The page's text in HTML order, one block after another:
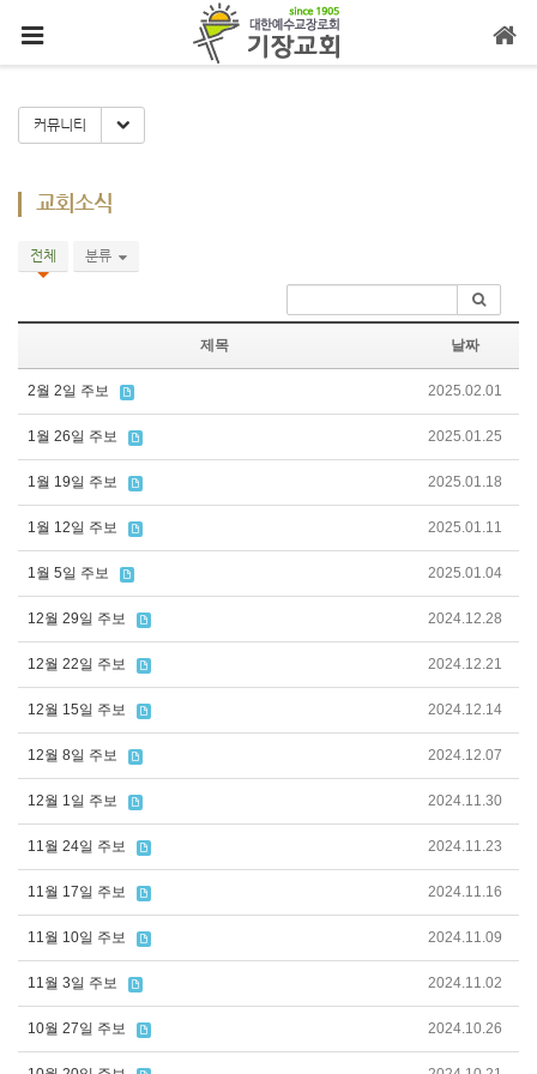
커뮤니티 Toggle Dropdown
교회소식
전체 분류
제목 날짜
2월 2일 주보 2025.02.01
1월 26일 주보 2025.01.25
1월 19일 주보 2025.01.18
1월 12일 주보 2025.01.11
1월 5일 주보 2025.01.04
12월 29일 주보 2024.12.28
12월 22일 주보 2024.12.21
12월 15일 주보 2024.12.14
12월 8일 주보 2024.12.07
12월 1일 주보 2024.11.30
11월 24일 주보 2024.11.23
11월 17일 주보 2024.11.16
11월 10일 주보 2024.11.09
11월 3일 주보 2024.11.02
10월 27일 주보 2024.10.26